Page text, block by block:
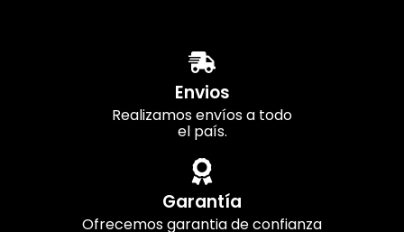
Envios
Realizamos envíos a todo
el país.
Garantía
Ofrecemos garantia de confianza